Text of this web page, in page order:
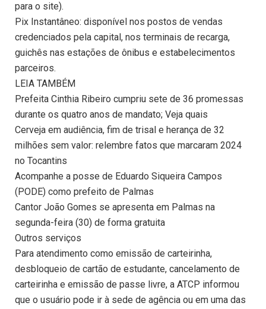
para o site).
Pix Instantâneo: disponível nos postos de vendas
credenciados pela capital, nos terminais de recarga,
guichês nas estações de ônibus e estabelecimentos
parceiros.
LEIA TAMBÉM
Prefeita Cinthia Ribeiro cumpriu sete de 36 promessas
durante os quatro anos de mandato; Veja quais
Cerveja em audiência, fim de trisal e herança de 32
milhões sem valor: relembre fatos que marcaram 2024
no Tocantins
Acompanhe a posse de Eduardo Siqueira Campos
(PODE) como prefeito de Palmas
Cantor João Gomes se apresenta em Palmas na
segunda-feira (30) de forma gratuita
Outros serviços
Para atendimento como emissão de carteirinha,
desbloqueio de cartão de estudante, cancelamento de
carteirinha e emissão de passe livre, a ATCP informou
que o usuário pode ir à sede de agência ou em uma das